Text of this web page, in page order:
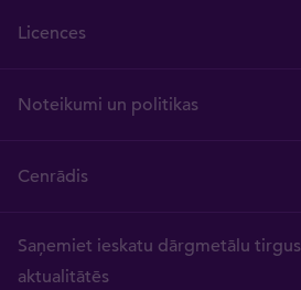
Licences
Noteikumi un politikas
Cenrādis
Saņemiet ieskatu dārgmetālu tirgus
aktualitātēs